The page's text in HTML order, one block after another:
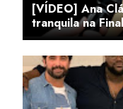
[VÍDEO] Ana
tranquila na